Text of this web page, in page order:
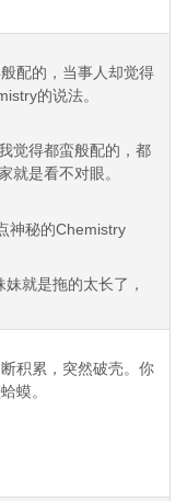
配的，当事人却觉得
的说法。
觉得都蛮般配的，都
就是看不对眼。
神秘的Chemistry
就是拖的太长了，
积累，突然破壳。你
蟆。